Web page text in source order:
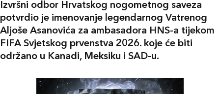
Izvršni odbor Hrvatskog nogometnog saveza
potvrdio je imenovanje legendarnog Vatrenog
Aljoše Asanovića za ambasadora HNS-a tijekom
FIFA Svjetskog prvenstva 2026. koje će biti
održano u Kanadi, Meksiku i SAD-u.